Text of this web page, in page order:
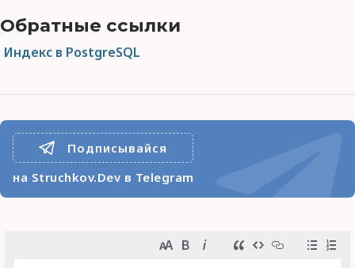
Обратные ссылки
Индекс в PostgreSQL
Подписывайся
на Struchkov.Dev в Telegram